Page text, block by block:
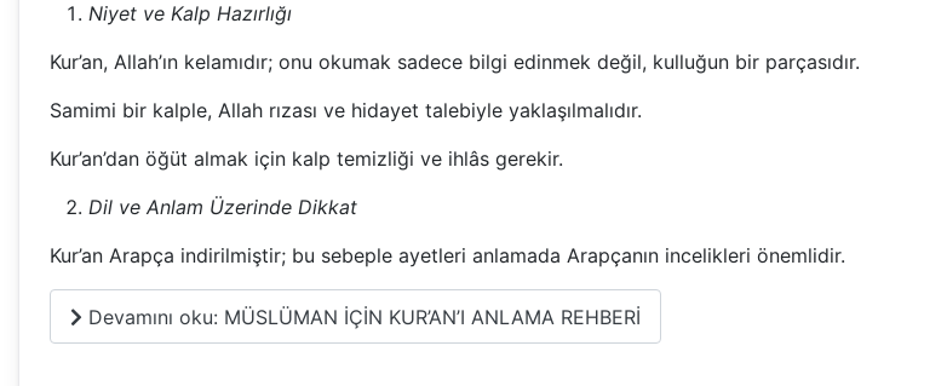
Niyet ve Kalp Hazırlığı
Kur’an, Allah’ın kelamıdır; onu okumak sadece bilgi edinmek değil, kulluğun bir parçasıdır.
Samimi bir kalple, Allah rızası ve hidayet talebiyle yaklaşılmalıdır.
Kur’an’dan öğüt almak için kalp temizliği ve ihlâs gerekir.
Dil ve Anlam Üzerinde Dikkat
Kur’an Arapça indirilmiştir; bu sebeple ayetleri anlamada Arapçanın incelikleri önemlidir.
Devamını oku: MÜSLÜMAN İÇİN KUR’AN’I ANLAMA REHBERİ